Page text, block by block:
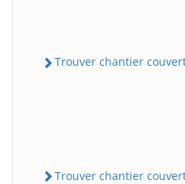
Trouver chantier
Trouver chantier